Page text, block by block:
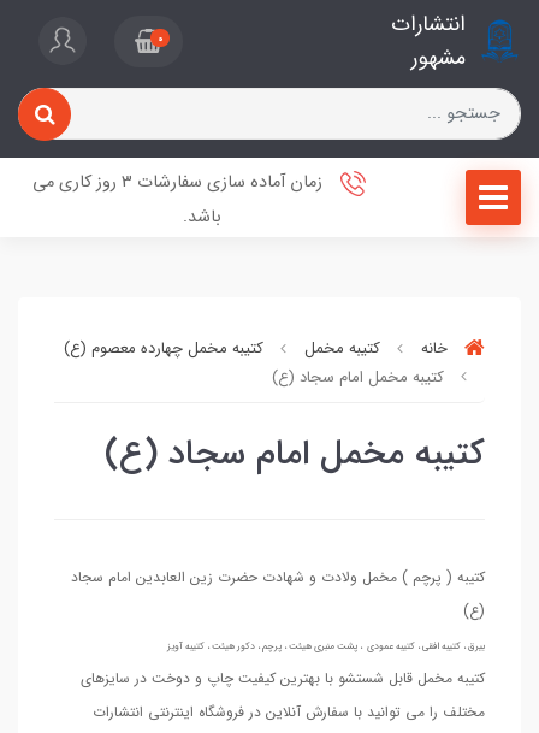
انتشارات
مشهور
0
زمان آماده سازی سفارشات 3 روز کاری می
باشد.
خانه کتیبه مخمل
کتیبه مخمل چهارده معصوم (ع)
کتیبه مخمل امام سجاد (ع)
کتیبه مخمل امام سجاد (ع)
کتیبه ( پرچم ) مخمل ولادت و شهادت حضرت زین العابدین امام سجاد
(ع)
بیرق ، کتیبه افقی ، کتیبه عمودی ، پشت منبری هیئت ، پرچم ، دکور هیئت ، کتیبه آویز
کتیبه مخمل قابل شستشو با بهترین کیفیت چاپ و دوخت در سایزهای
مختلف را می توانید با سفارش آنلاین در فروشگاه اینترنتی انتشارات